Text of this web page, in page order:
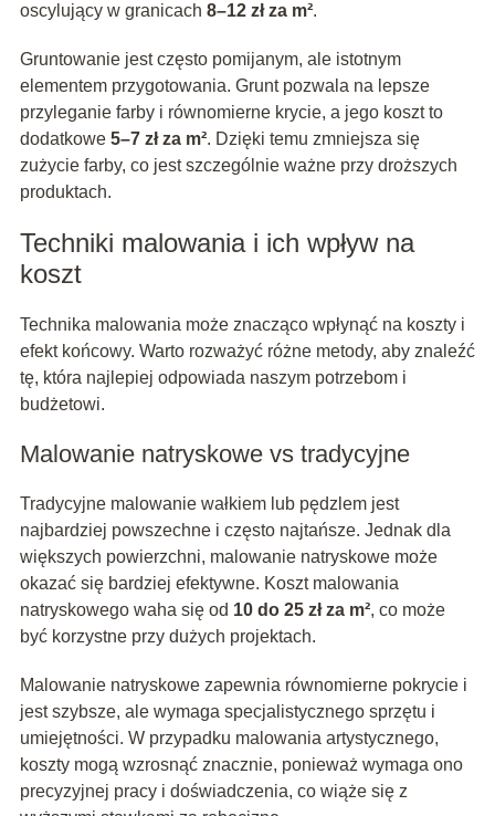
oscylujący w granicach 8–12 zł za m².
Gruntowanie jest często pomijanym, ale istotnym
elementem przygotowania. Grunt pozwala na lepsze
przyleganie farby i równomierne krycie, a jego koszt to
dodatkowe 5–7 zł za m². Dzięki temu zmniejsza się
zużycie farby, co jest szczególnie ważne przy droższych
produktach.
Techniki malowania i ich wpływ na
koszt
Technika malowania może znacząco wpłynąć na koszty i
efekt końcowy. Warto rozważyć różne metody, aby znaleźć
tę, która najlepiej odpowiada naszym potrzebom i
budżetowi.
Malowanie natryskowe vs tradycyjne
Tradycyjne malowanie wałkiem lub pędzlem jest
najbardziej powszechne i często najtańsze. Jednak dla
większych powierzchni, malowanie natryskowe może
okazać się bardziej efektywne. Koszt malowania
natryskowego waha się od 10 do 25 zł za m², co może
być korzystne przy dużych projektach.
Malowanie natryskowe zapewnia równomierne pokrycie i
jest szybsze, ale wymaga specjalistycznego sprzętu i
umiejętności. W przypadku malowania artystycznego,
koszty mogą wzrosnąć znacznie, ponieważ wymaga ono
precyzyjnej pracy i doświadczenia, co wiąże się z